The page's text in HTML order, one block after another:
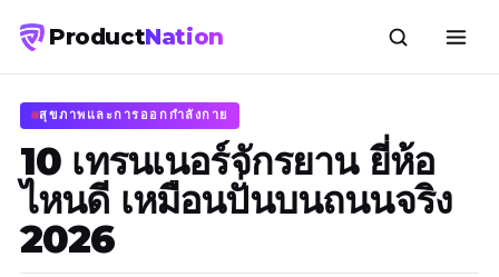
ProductNation
สุขภาพและการออกกำลังกาย
10 เทรนเนอร์จักรยาน ยี่ห้อ
ไหนดี เหมือนปั่นบนถนนจริง
2026